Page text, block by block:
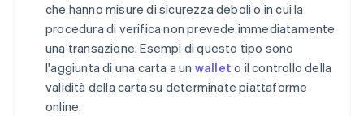
che hanno misure di sicurezza deboli o in cui la
procedura di verifica non prevede immediatamente
una transazione. Esempi di questo tipo sono
l'aggiunta di una carta a un wallet o il controllo della
validità della carta su determinate piattaforme
online.